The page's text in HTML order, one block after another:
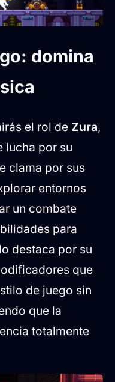
domina
el rol de Zura,
lucha por su
clama por sus
entornos
un combate
para
destaca por su
que
de juego sin
que la
totalmente